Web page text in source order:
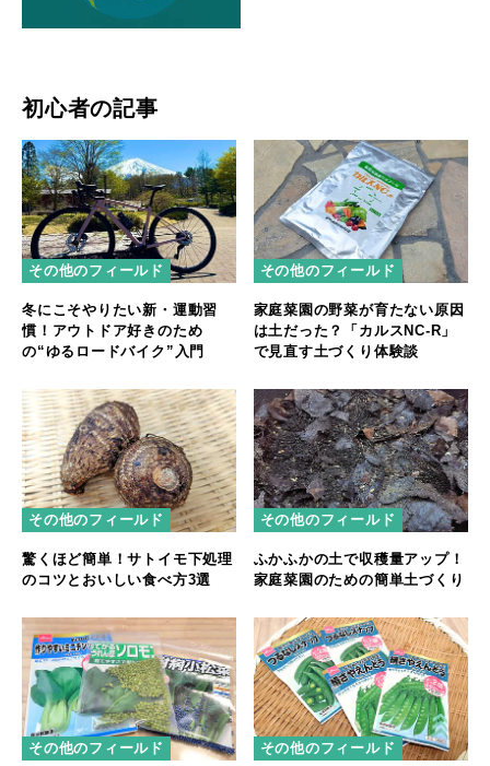
初心者の記事
その他のフィールド
冬にこそやりたい新・運動習
慣！アウトドア好きのため
の“ゆるロードバイク”入門
その他のフィールド
家庭菜園の野菜が育たない原因
は土だった？「カルスNC-R」
で見直す土づくり体験談
その他のフィールド
驚くほど簡単！サトイモ下処理
のコツとおいしい食べ方3選
その他のフィールド
ふかふかの土で収穫量アップ！
家庭菜園のための簡単土づくり
その他のフィールド その他のフィールド